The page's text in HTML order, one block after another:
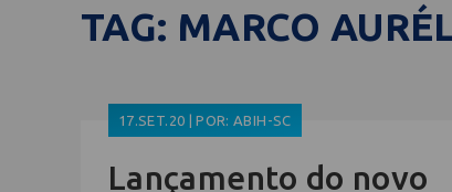
TAG: MARCO
17.SET.20 | POR: ABIH-SC
Lançamento do novo